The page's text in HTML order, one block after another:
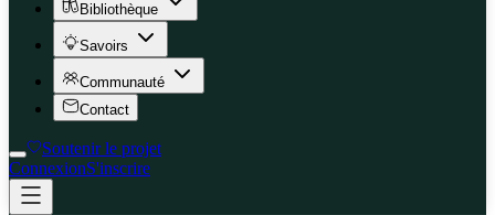
Bibliothèque
Savoirs
Communauté
Contact
Soutenir le projet
ConnexionS'inscrire